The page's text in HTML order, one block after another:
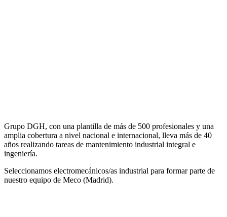
Grupo DGH, con una plantilla de más de 500 profesionales y una
amplia cobertura a nivel nacional e internacional, lleva más de 40
años realizando tareas de mantenimiento industrial integral e
ingeniería.
Seleccionamos electromecánicos/as industrial para formar parte de
nuestro equipo de Meco (Madrid).